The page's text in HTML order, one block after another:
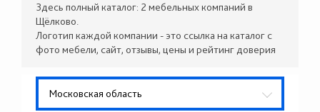
Здесь полный каталог: 2 мебельных компаний в
Щёлково.
Логотип каждой компании - это ссылка на каталог с
фото мебели, сайт, отзывы, цены и рейтинг доверия
Московская область